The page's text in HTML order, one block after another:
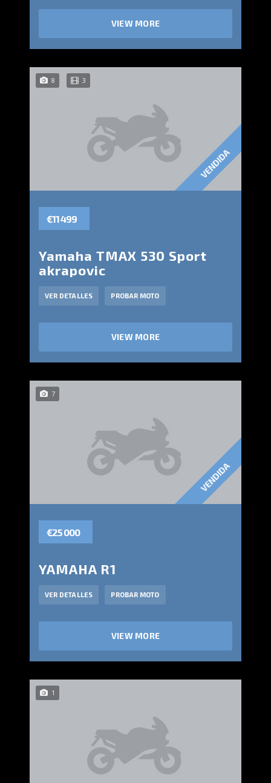
VIEW MORE
VENDIDA
8 3
€11 499
Yamaha TMAX 530 Sport
akrapovic
VER DETALLES PROBAR MOTO
VIEW MORE
VENDIDA
7
€25 000
YAMAHA R1
VER DETALLES PROBAR MOTO
VIEW MORE
1